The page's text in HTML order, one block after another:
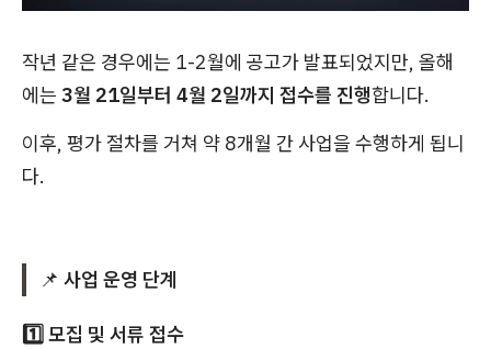
작년 같은 경우에는 1-2월에 공고가 발표되었지만, 올해
에는 3월 21일부터 4월 2일까지 접수를 진행합니다.
이후, 평가 절차를 거쳐 약 8개월 간 사업을 수행하게 됩니
다.
​📌 사업 운영 단계
1️⃣ 모집 및 서류 접수